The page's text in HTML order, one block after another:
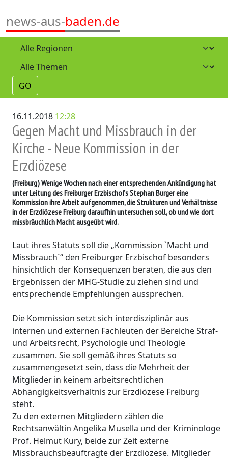
news-aus-baden.de
GO
16.11.2018 12:28
Gegen Macht und Missbrauch in der
Kirche - Neue Kommission in der
Erzdiözese
(Freiburg)Wenige Wochen nach einer entsprechenden Ankündigung hat
unter Leitung des Freiburger Erzbischofs Stephan Burger eine
Kommission ihre Arbeit aufgenommen, die Strukturen und Verhältnisse
in der Erzdiözese Freiburg daraufhin untersuchen soll, ob und wie dort
missbräuchlich Macht ausgeübt wird.
Laut ihres Statuts soll die „Kommission ˋMacht und
Missbrauch´“ den Freiburger Erzbischof besonders
hinsichtlich der Konsequenzen beraten, die aus den
Ergebnissen der MHG-Studie zu ziehen sind und
entsprechende Empfehlungen aussprechen.
Die Kommission setzt sich interdisziplinär aus
internen und externen Fachleuten der Bereiche Straf-
und Arbeitsrecht, Psychologie und Theologie
zusammen. Sie soll gemäß ihres Statuts so
zusammengesetzt sein, dass die Mehrheit der
Mitglieder in keinem arbeitsrechtlichen
Abhängigkeitsverhältnis zur Erzdiözese Freiburg
steht.
Zu den externen Mitgliedern zählen die
Rechtsanwältin Angelika Musella und der Kriminologe
Prof. Helmut Kury, beide zur Zeit externe
Missbrauchsbeauftragte der Erzdiözese. Mitglieder